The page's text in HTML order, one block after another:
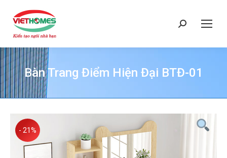
Search:
Bàn Trang Điểm Hiện Đại BTĐ-01
- 21%